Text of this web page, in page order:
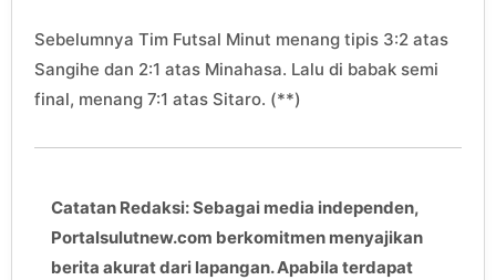
Sebelumnya Tim Futsal Minut menang tipis 3:2 atas
Sangihe dan 2:1 atas Minahasa. Lalu di babak semi
final, menang 7:1 atas Sitaro. (**)
Catatan Redaksi: Sebagai media independen,
Portalsulutnew.com berkomitmen menyajikan
berita akurat dari lapangan. Apabila terdapat